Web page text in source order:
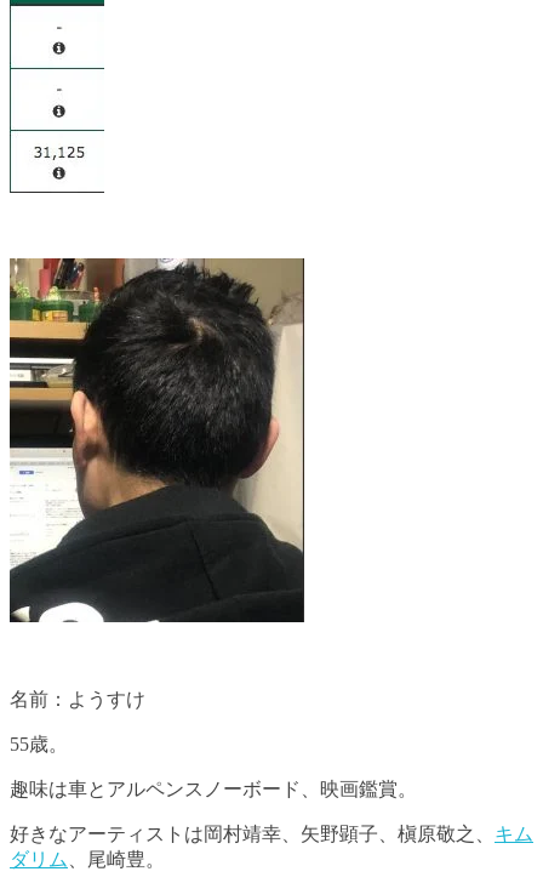
名前：ようすけ
55歳。
趣味は車とアルペンスノーボード、映画鑑賞。
好きなアーティストは岡村靖幸、矢野顕子、槇原敬之、 キム
ダリム
、尾崎豊。